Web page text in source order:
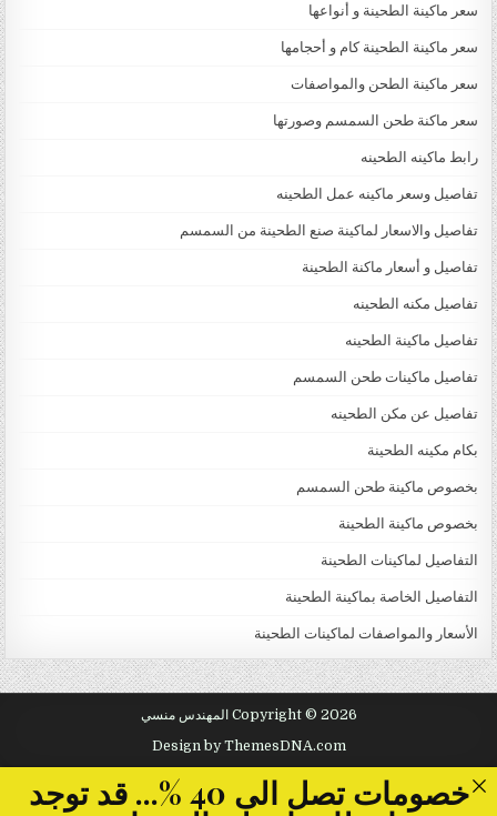
سعر ماكينة الطحينة و أنواعها
سعر ماكينة الطحينة كام و أحجامها
سعر ماكينة الطحن والمواصفات
سعر ماكنة طحن السمسم وصورتها
رابط ماكينه الطحينه
تفاصيل وسعر ماكينه عمل الطحينه
تفاصيل والاسعار لماكينة صنع الطحينة من السمسم
تفاصيل و أسعار ماكنة الطحينة
تفاصيل مكنه الطحينه
تفاصيل ماكينة الطحينه
تفاصيل ماكينات طحن السمسم
تفاصيل عن مكن الطحينه
بكام مكينه الطحينة
بخصوص ماكينة طحن السمسم
بخصوص ماكينة الطحينة
التفاصيل لماكينات الطحينة
التفاصيل الخاصة بماكينة الطحينة
الأسعار والمواصفات لماكينات الطحينة
Copyright © 2026 المهندس منسي
Design by ThemesDNA.com
خصومات تصل الى 40 %... قد توجد